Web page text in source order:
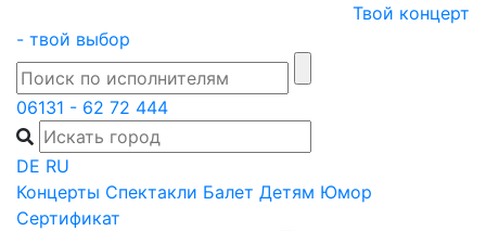
content
Твой концерт
- твой выбор
06131 - 62 72 444
DE RU
Концерты Спектакли Балет Детям Юмор
Сертификат